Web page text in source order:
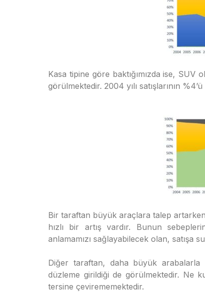
Kasa tipine göre baktığımızda ise, SUV
görülmektedir. 2004 yılı satışlarının
Bir taraftan büyük araçlara talep
hızlı bir artış vardır. Bunun
anlamamızı sağlayabilecek olan, satışa
Diğer taraftan, daha büyük
düzleme girildiği de görülmektedir. Ne
tersine çevirememektedir.